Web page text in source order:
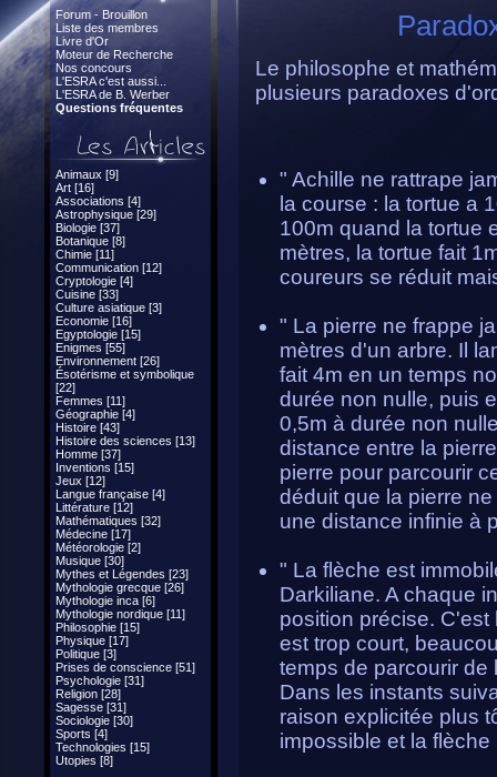
Forum - Brouillon
Liste des membres
Livre d'Or
Moteur de Recherche
Nos concours
L'ESRA c'est aussi...
L'ESRA de B. Werber
Questions fréquentes
Animaux [9]
Art [16]
Associations [4]
Astrophysique [29]
Biologie [37]
Botanique [8]
Chimie [11]
Communication [12]
Cryptologie [4]
Cuisine [33]
Culture asiatique [3]
Economie [16]
Egyptologie [15]
Enigmes [55]
Environnement [26]
Ésotérisme et symbolique
[22]
Femmes [11]
Géographie [4]
Histoire [43]
Histoire des sciences [13]
Homme [37]
Inventions [15]
Jeux [12]
Langue française [4]
Littérature [12]
Mathématiques [32]
Médecine [17]
Météorologie [2]
Musique [30]
Mythes et Légendes [23]
Mythologie grecque [26]
Mythologie inca [6]
Mythologie nordique [11]
Philosophie [15]
Physique [17]
Politique [3]
Prises de conscience [51]
Psychologie [31]
Religion [28]
Sagesse [31]
Sociologie [30]
Sports [4]
Technologies [15]
Utopies [8]
Le philosophe et
plusieurs paradoxes
" Achille ne rattrape
la course : la tortue a
100m quand la tortue
mètres, la tortue fait
coureurs se réduit
" La pierre ne frappe
mètres d'un arbre. Il
fait 4m en un temps
durée non nulle, puis
0,5m à durée non
distance entre la
pierre pour parcourir
déduit que la pierre
une distance infinie à
" La flèche est
Darkiliane. A chaque
position précise.
est trop court,
temps de parcourir de
Dans les instants
raison explicitée plus
impossible et la